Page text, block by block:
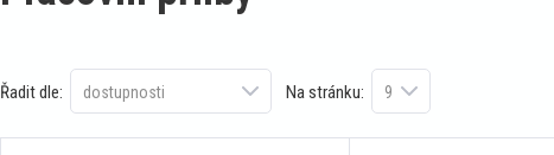
Řadit dle: Na stránku: